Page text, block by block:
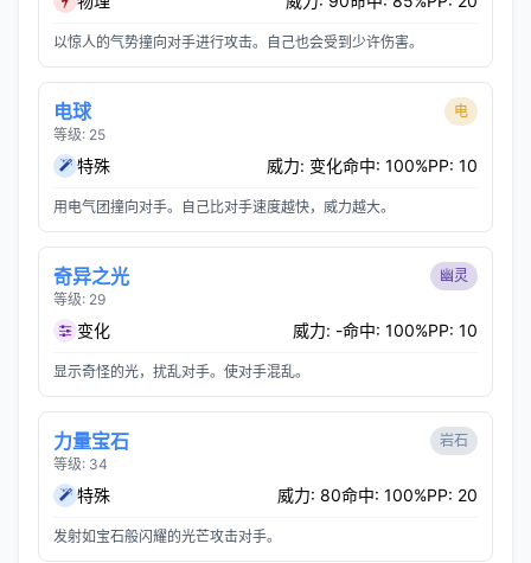
以惊人的气势撞向对手进行攻击。自己也会受到少许伤害。
电球
等级: 25
电
特殊 威力: 变化命中: 100%PP: 10
用电气团撞向对手。自己比对手速度越快，威力越大。
奇异之光
等级: 29
幽灵
变化 威力: -命中: 100%PP: 10
显示奇怪的光，扰乱对手。使对手混乱。
力量宝石
等级: 34
岩石
特殊 威力: 80命中: 100%PP: 20
发射如宝石般闪耀的光芒攻击对手。